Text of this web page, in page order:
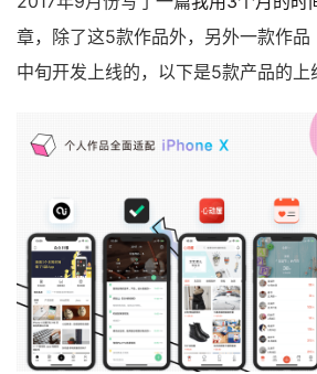
章，除了这5款作品外，另外一款作品
中旬开发上线的，以下是5款产品的上